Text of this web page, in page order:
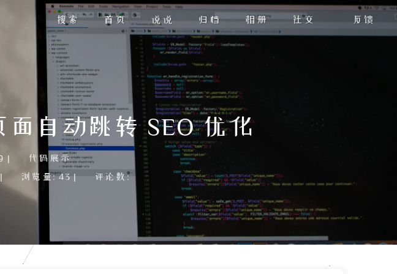
搜索 首页 说说 归档 相册 社交 反馈
自动跳转 SEO 优化
|
代码展示
| 浏览量: 43 | 评论数: